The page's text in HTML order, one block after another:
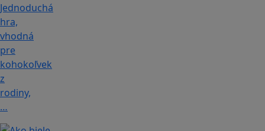
Jednoduchá
hra,
vhodná
pre
kohokoľvek
z
rodiny,
…